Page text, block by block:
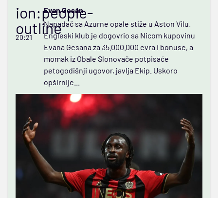
ion:people-
outline
20:21
Evan Gesan
Napadač sa Azurne opale stiže u Aston Vilu.
Engleski klub je dogovrio sa Nicom kupovinu
Evana Gesana za 35.000.000 evra i bonuse, a
momak iz Obale Slonovače potpisaće
petogodišnji ugovor, javlja Ekip. Uskoro
opširnije...